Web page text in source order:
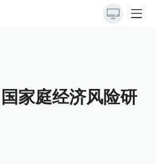
家庭经济风险研